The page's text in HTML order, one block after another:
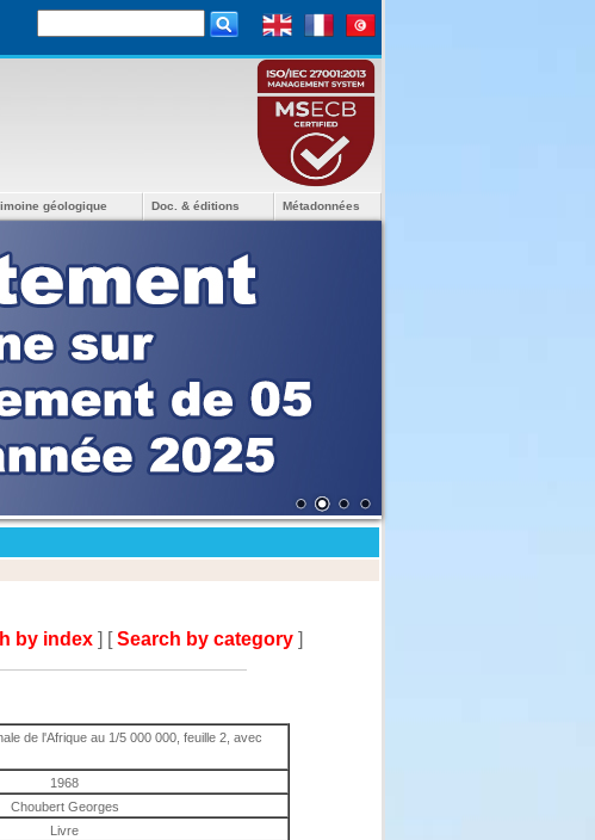
géologique Doc. & éditions Métadonnées
by index ] [Search by category ]
de l'Afrique au 1/5 000 000, feuille 2, avec
1968
Choubert Georges
Livre